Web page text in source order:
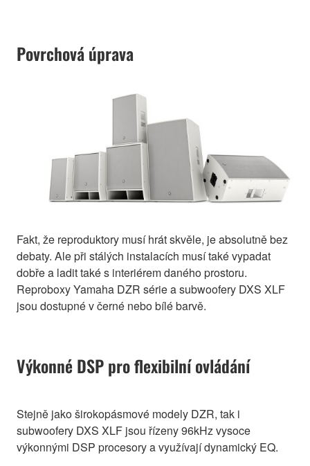
Povrchová úprava
Fakt, že reproduktory musí hrát skvěle, je absolutně bez
debaty. Ale při stálých instalacích musí také vypadat
dobře a ladit také s interiérem daného prostoru.
Reproboxy Yamaha DZR série a subwoofery DXS XLF
jsou dostupné v černé nebo bílé barvě.
Výkonné DSP pro flexibilní ovládání
Stejně jako širokopásmové modely DZR, tak i
subwoofery DXS XLF jsou řízeny 96kHz vysoce
výkonnými DSP procesory a využívají dynamický EQ.